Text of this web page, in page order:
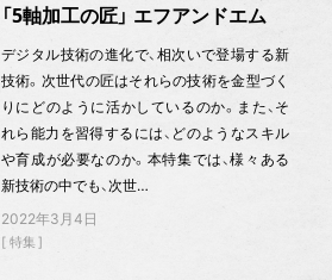
「5軸加工の匠」 エフアンドエム
デジタル技術の進化で、相次いで登場する新
技術。次世代の匠はそれらの技術を金型づく
りにどのように活かしているのか。また、そ
れら能力を習得するには、どのようなスキル
や育成が必要なのか。本特集では、様々ある
新技術の中でも、次世…
2022年3月4日
特集